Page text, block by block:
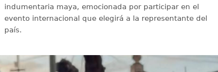
indumentaria maya, emocionada por participar en el
evento internacional que elegirá a la representante del
país.